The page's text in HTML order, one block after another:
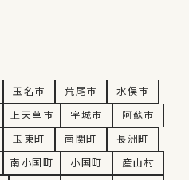
玉名市 荒尾市
水俣市
上天草市 宇城市
阿蘇市
玉東町 南関町
長洲町
南小国町 小国町
産山村